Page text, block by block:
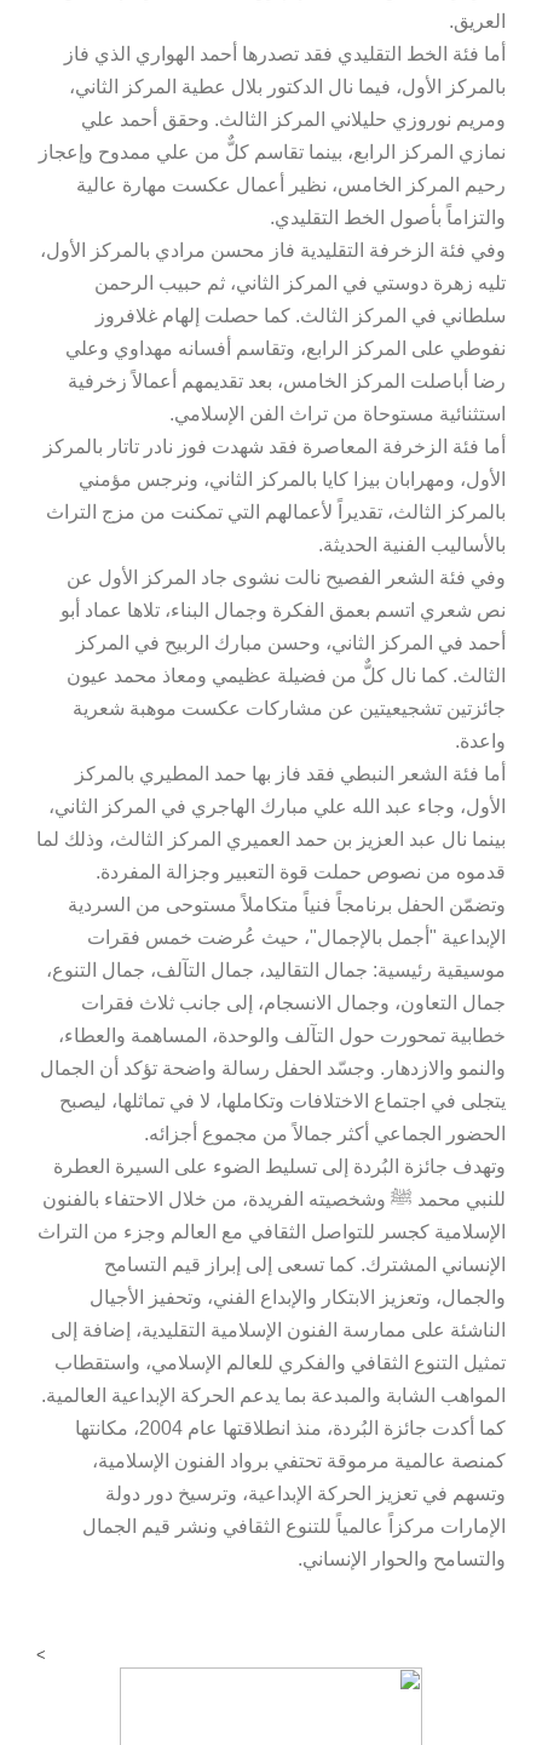
العريق.
أما فئة الخط التقليدي فقد تصدرها أحمد الهواري الذي فاز
بالمركز الأول، فيما نال الدكتور بلال عطية المركز الثاني،
ومريم نوروزي حليلاني المركز الثالث. وحقق أحمد علي
نمازي المركز الرابع، بينما تقاسم كلٌّ من علي ممدوح وإعجاز
رحيم المركز الخامس، نظير أعمال عكست مهارة عالية
والتزاماً بأصول الخط التقليدي.
وفي فئة الزخرفة التقليدية فاز محسن مرادي بالمركز الأول،
تليه زهرة دوستي في المركز الثاني، ثم حبيب الرحمن
سلطاني في المركز الثالث. كما حصلت إلهام غلافروز
نفوطي على المركز الرابع، وتقاسم أفسانه مهداوي وعلي
رضا أباصلت المركز الخامس، بعد تقديمهم أعمالاً زخرفية
استثنائية مستوحاة من تراث الفن الإسلامي.
أما فئة الزخرفة المعاصرة فقد شهدت فوز نادر تاتار بالمركز
الأول، ومهرابان بيزا كايا بالمركز الثاني، ونرجس مؤمني
بالمركز الثالث، تقديراً لأعمالهم التي تمكنت من مزج التراث
بالأساليب الفنية الحديثة.
وفي فئة الشعر الفصيح نالت نشوى جاد المركز الأول عن
نص شعري اتسم بعمق الفكرة وجمال البناء، تلاها عماد أبو
أحمد في المركز الثاني، وحسن مبارك الربيح في المركز
الثالث. كما نال كلٌّ من فضيلة عظيمي ومعاذ محمد عيون
جائزتين تشجيعيتين عن مشاركات عكست موهبة شعرية
واعدة.
أما فئة الشعر النبطي فقد فاز بها حمد المطيري بالمركز
الأول، وجاء عبد الله علي مبارك الهاجري في المركز الثاني،
بينما نال عبد العزيز بن حمد العميري المركز الثالث، وذلك لما
قدموه من نصوص حملت قوة التعبير وجزالة المفردة.
وتضمّن الحفل برنامجاً فنياً متكاملاً مستوحى من السردية
الإبداعية "أجمل بالإجمال"، حيث عُرضت خمس فقرات
موسيقية رئيسية: جمال التقاليد، جمال التآلف، جمال التنوع،
جمال التعاون، وجمال الانسجام، إلى جانب ثلاث فقرات
خطابية تمحورت حول التآلف والوحدة، المساهمة والعطاء،
والنمو والازدهار. وجسّد الحفل رسالة واضحة تؤكد أن الجمال
يتجلى في اجتماع الاختلافات وتكاملها، لا في تماثلها، ليصبح
الحضور الجماعي أكثر جمالاً من مجموع أجزائه.
وتهدف جائزة البُردة إلى تسليط الضوء على السيرة العطرة
للنبي محمد ﷺ وشخصيته الفريدة، من خلال الاحتفاء بالفنون
الإسلامية كجسر للتواصل الثقافي مع العالم وجزء من التراث
الإنساني المشترك. كما تسعى إلى إبراز قيم التسامح
والجمال، وتعزيز الابتكار والإبداع الفني، وتحفيز الأجيال
الناشئة على ممارسة الفنون الإسلامية التقليدية، إضافة إلى
تمثيل التنوع الثقافي والفكري للعالم الإسلامي، واستقطاب
المواهب الشابة والمبدعة بما يدعم الحركة الإبداعية العالمية.
كما أكدت جائزة البُردة، منذ انطلاقتها عام 2004، مكانتها
كمنصة عالمية مرموقة تحتفي برواد الفنون الإسلامية،
وتسهم في تعزيز الحركة الإبداعية، وترسيخ دور دولة
الإمارات مركزاً عالمياً للتنوع الثقافي ونشر قيم الجمال
والتسامح والحوار الإنساني.
>